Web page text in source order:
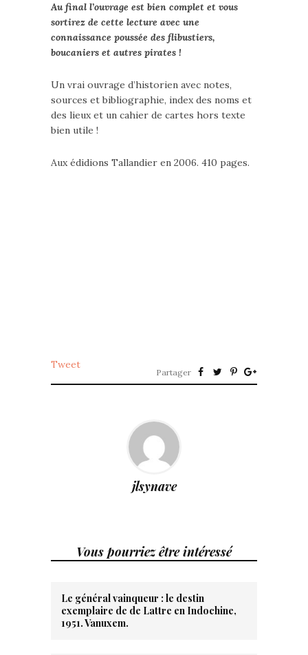
Au final l’ouvrage est bien complet et vous
sortirez de cette lecture avec une
connaissance poussée des flibustiers,
boucaniers et autres pirates !
Un vrai ouvrage d’historien avec notes,
sources et bibliographie, index des noms et
des lieux et un cahier de cartes hors texte
bien utile !
Aux édidions Tallandier en 2006. 410 pages.
Tweet
Partager
jlsynave
Vous pourriez être intéressé
Le général vainqueur : le destin
exemplaire de de Lattre en Indochine,
1951. Vanuxem.